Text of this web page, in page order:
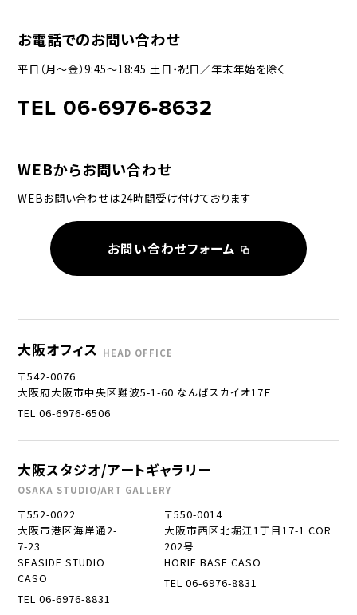
お電話でのお問い合わせ
平日（月〜金）9:45〜18:45 土日・祝日／年末年始を除く
TEL 06-6976-8632
WEBからお問い合わせ
WEBお問い合わせは24時間受け付けております
お問い合わせフォーム
大阪オフィス HEAD OFFICE
〒542-0076
大阪府大阪市中央区難波5-1-60 なんばスカイオ17Ｆ
TEL 06-6976-6506
大阪スタジオ/アートギャラリー
OSAKA STUDIO/ART GALLERY
〒552-0022
大阪市港区海岸通2-
7-23
SEASIDE STUDIO
CASO
TEL 06-6976-8831
〒550-0014
大阪市西区北堀江1丁目17-1 COR
202号
HORIE BASE CASO
TEL 06-6976-8831